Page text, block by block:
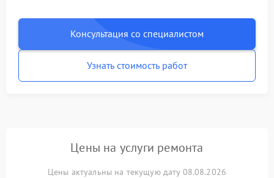
Консультация со специалистом
Узнать стоимость работ
Цены на услуги ремонта
Цены актуальны на текущую дату 08.08.2026